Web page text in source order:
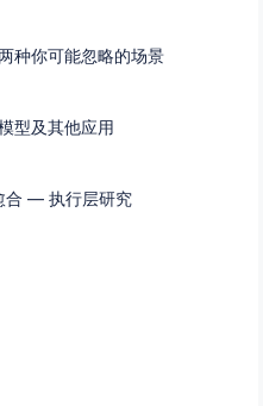
种你可能忽略的场景
型及其他应用
合 — 执行层研究